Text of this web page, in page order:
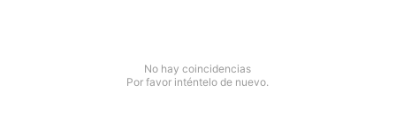
No hay coincidencias
Por favor inténtelo de nuevo.